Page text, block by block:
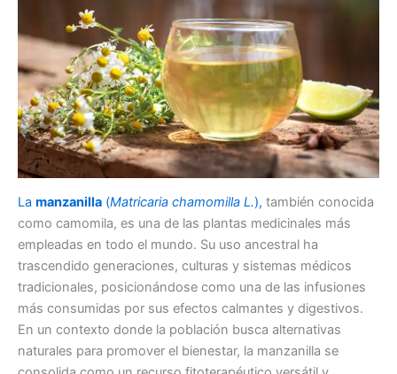
La manzanilla (Matricaria chamomilla L.), también conocida
como camomila, es una de las plantas medicinales más
empleadas en todo el mundo. Su uso ancestral ha
trascendido generaciones, culturas y sistemas médicos
tradicionales, posicionándose como una de las infusiones
más consumidas por sus efectos calmantes y digestivos.
En un contexto donde la población busca alternativas
naturales para promover el bienestar, la manzanilla se